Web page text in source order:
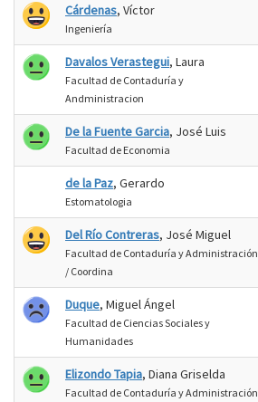
Cárdenas, Víctor
Ingeniería
Davalos Verastegui, Laura
Facultad de Contaduría y
Andministracion
De la Fuente Garcia, José Luis
Facultad de Economia
de la Paz, Gerardo
Estomatologia
Del Río Contreras, José Miguel
Facultad de Contaduría y Administración
/ Coordina
Duque, Miguel Ángel
Facultad de Ciencias Sociales y
Humanidades
Elizondo Tapia, Diana Griselda
Facultad de Contaduría y Administración